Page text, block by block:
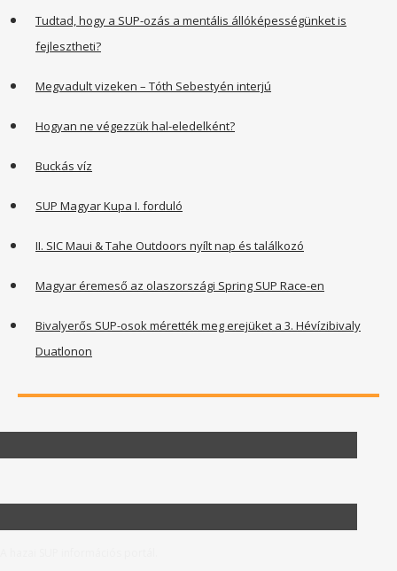
Tudtad, hogy a SUP-ozás a mentális állóképességünket is
fejlesztheti?
Megvadult vizeken – Tóth Sebestyén interjú
Hogyan ne végezzük hal-eledelként?
Buckás víz
SUP Magyar Kupa I. forduló
II. SIC Maui & Tahe Outdoors nyílt nap és találkozó
Magyar éremeső az olaszországi Spring SUP Race-en
Bivalyerős SUP-osok mérették meg erejüket a 3. Hévízibivaly
Duatlonon